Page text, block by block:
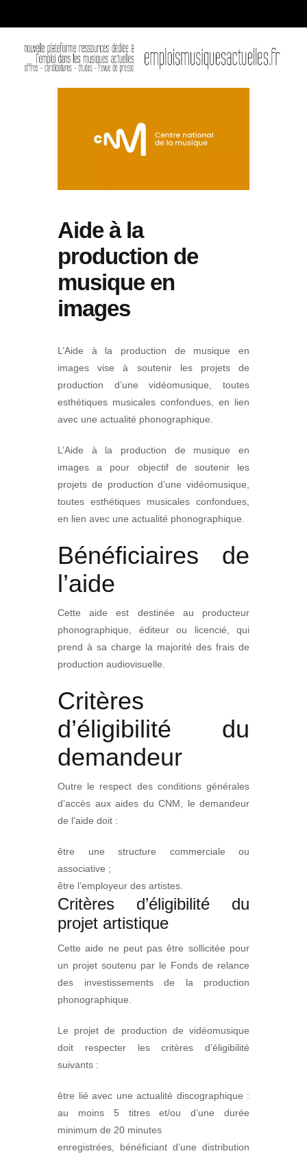
Aide à la
production de
musique en
images
L’Aide à la production de musique en
images vise à soutenir les projets de
production d’une vidéomusique, toutes
esthétiques musicales confondues, en lien
avec une actualité phonographique.
L’Aide à la production de musique en
images a pour objectif de soutenir les
projets de production d’une vidéomusique,
toutes esthétiques musicales confondues,
en lien avec une actualité phonographique.
Bénéficiaires de
l’aide
Cette aide est destinée au producteur
phonographique, éditeur ou licencié, qui
prend à sa charge la majorité des frais de
production audiovisuelle.
Critères
d’éligibilité du
demandeur
Outre le respect des conditions générales
d’accès aux aides du CNM, le demandeur
de l’aide doit :
être une structure commerciale ou
associative ;
être l’employeur des artistes.
Critères d’éligibilité du
projet artistique
Cette aide ne peut pas être sollicitée pour
un projet soutenu par le Fonds de relance
des investissements de la production
phonographique.
Le projet de production de vidéomusique
doit respecter les critères d’éligibilité
suivants :
être lié avec une actualité discographique :
au moins 5 titres et/ou d’une durée
minimum de 20 minutes
enregistrées, bénéficiant d’une distribution